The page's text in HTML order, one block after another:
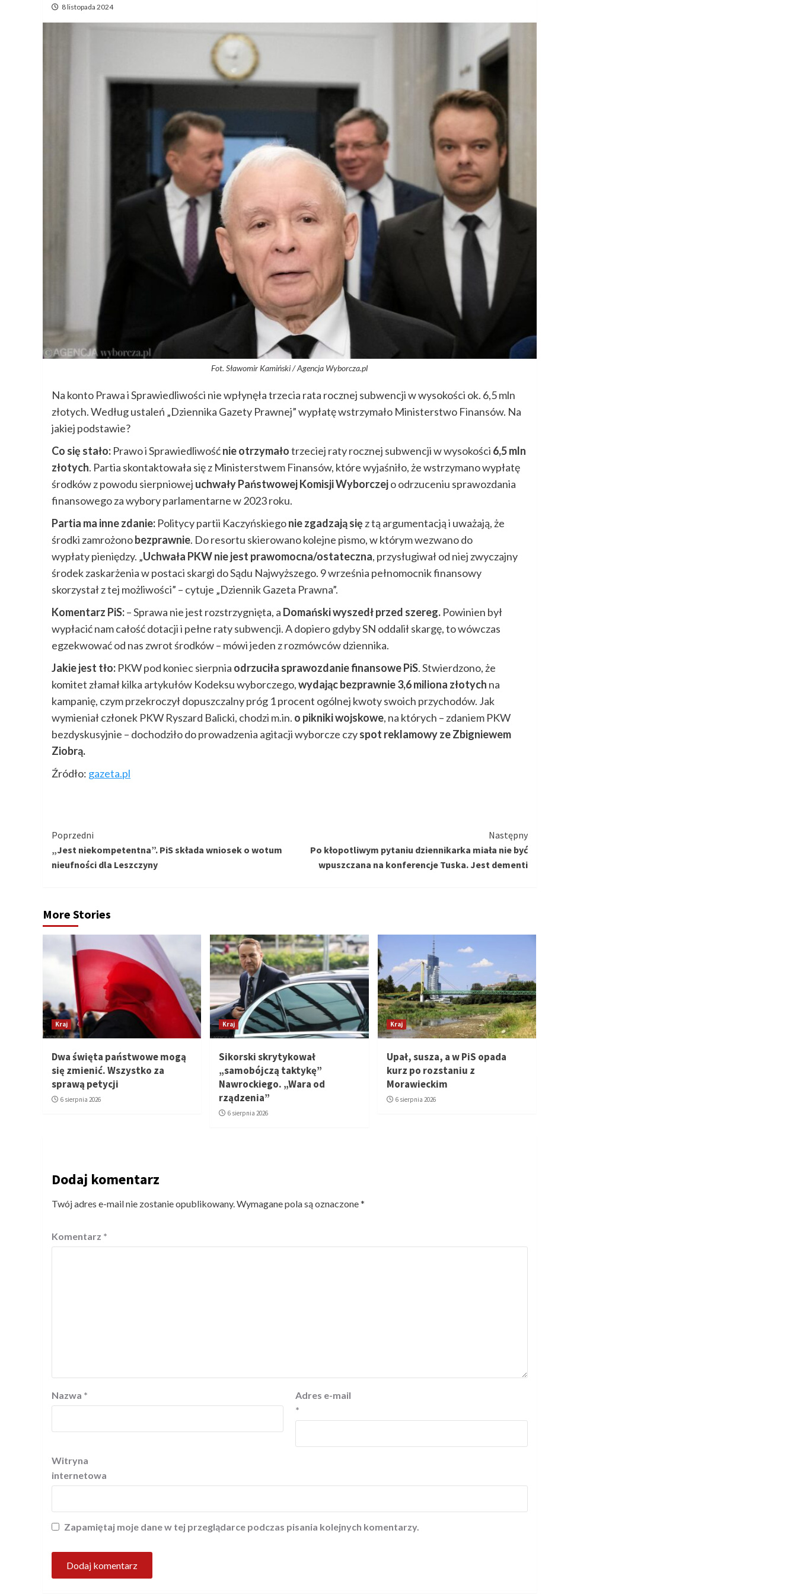
8 listopada 2024
Fot. Sławomir Kamiński / Agencja Wyborcza.pl
Na konto Prawa i Sprawiedliwości nie wpłynęła trzecia rata rocznej subwencji w wysokości ok. 6,5 mln
złotych. Według ustaleń „Dziennika Gazety Prawnej” wypłatę wstrzymało Ministerstwo Finansów. Na
jakiej podstawie?
Co się stało: Prawo i Sprawiedliwośćnie otrzymałotrzeciej raty rocznej subwencji w wysokości 6,5 mln
złotych. Partia skontaktowała się z Ministerstwem Finansów, które wyjaśniło, że wstrzymano wypłatę
środków z powodu sierpniowej uchwały Państwowej Komisji Wyborczejo odrzuceniu sprawozdania
finansowego za wybory parlamentarne w 2023 roku.
Partia ma inne zdanie: Politycy partii Kaczyńskiegonie zgadzają się z tą argumentacją i uważają, że
środki zamrożonobezprawnie. Do resortu skierowano kolejne pismo, w którym wezwano do
wypłaty pieniędzy. „Uchwała PKW nie jest prawomocna/ostateczna, przysługiwał od niej zwyczajny
środek zaskarżenia w postaci skargi do Sądu Najwyższego. 9 września pełnomocnik finansowy
skorzystał z tej możliwości” – cytuje „Dziennik Gazeta Prawna”.
Komentarz PiS:– Sprawa nie jest rozstrzygnięta, a Domański wyszedł przed szereg. Powinien był
wypłacić nam całość dotacji i pełne raty subwencji. A dopiero gdyby SN oddalił skargę, to wówczas
egzekwować od nas zwrot środków – mówi jeden z rozmówców dziennika.
Jakie jest tło: PKW pod koniec sierpnia odrzuciła sprawozdanie finansowe PiS. Stwierdzono, że
komitet złamał kilka artykułów Kodeksu wyborczego,wydając bezprawnie 3,6 miliona złotych na
kampanię, czym przekroczył dopuszczalny próg 1 procent ogólnej kwoty swoich przychodów. Jak
wymieniał członek PKW Ryszard Balicki, chodzi m.in. o pikniki wojskowe, na których – zdaniem PKW
bezdyskusyjnie – dochodziło do prowadzenia agitacji wyborcze czyspot reklamowy ze Zbigniewem
Ziobrą.
Źródło: gazeta.pl
Kontynuuj
czytanie
Poprzedni
„Jest niekompetentna”. PiS składa wniosek o wotum
nieufności dla Leszczyny
Następny
Po kłopotliwym pytaniu dziennikarka miała nie być
wpuszczana na konferencje Tuska. Jest dementi
More Stories
Kraj
Dwa święta państwowe mogą
się zmienić. Wszystko za
sprawą petycji
6 sierpnia 2026
Kraj
Sikorski skrytykował
„samobójczą taktykę”
Nawrockiego. „Wara od
rządzenia”
6 sierpnia 2026
Kraj
Upał, susza, a w PiS opada
kurz po rozstaniu z
Morawieckim
6 sierpnia 2026
Dodaj komentarz
Twój adres e-mail nie zostanie opublikowany.Wymagane pola są oznaczone*
Komentarz *
Nazwa *
Adres e-mail
*
Witryna
internetowa
Zapamiętaj moje dane w tej przeglądarce podczas pisania kolejnych komentarzy.